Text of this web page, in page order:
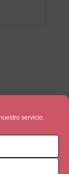
servicio.